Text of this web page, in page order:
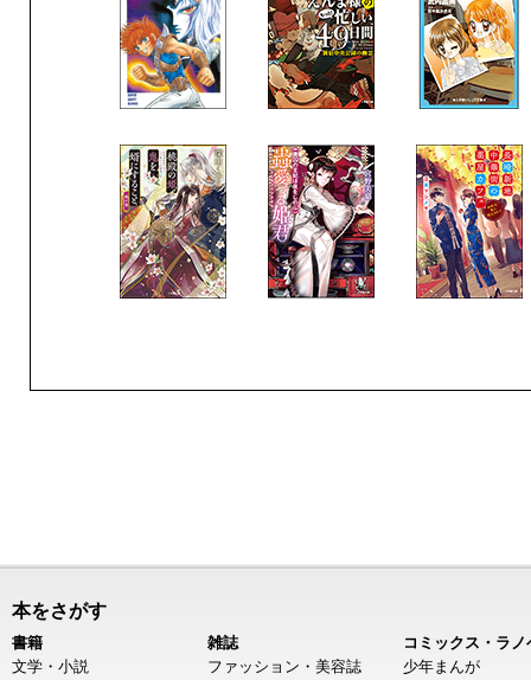
本をさがす
書籍
文学・小説
雑誌
ファッション・美容誌
コミックス・ラノ
少年まんが